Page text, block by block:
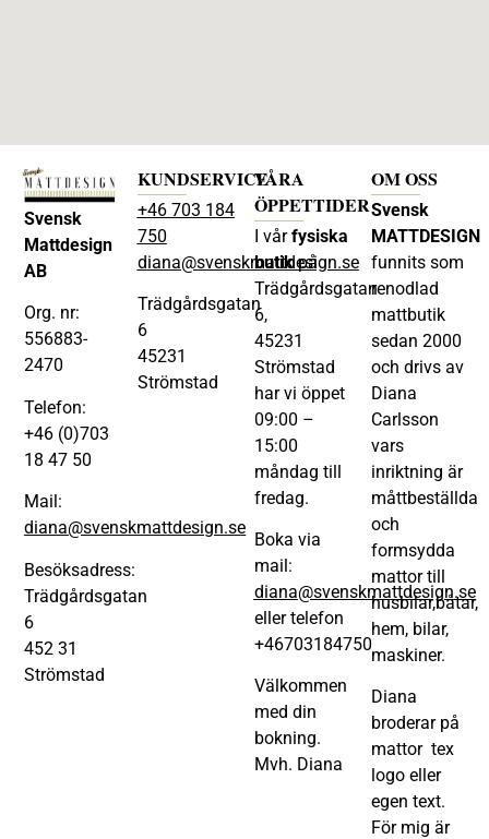
Svensk
Mattdesign
AB
Org. nr:
556883-
2470
Telefon:
+46 (0)703
18 47 50
Mail:
diana@svenskmattdesign.se
Besöksadress:
Trädgårdsgatan
6
452 31
Strömstad
KUNDSERVICE
+46 703 184
750
diana@svenskmattdesign.se
Trädgårdsgatan
6
45231
Strömstad
VÅRA
ÖPPETTIDER
I vårfysiska
butikpå
Trädgårdsgatan
6,
45231
Strömstad
har vi öppet
09:00 –
15:00
måndag till
fredag.
Boka via
mail:
diana@svenskmattdesign.se
eller telefon
+46703184750
Välkommen
med din
bokning.
Mvh. Diana
OM OSS
Svensk
MATTDESIGN
funnits som
renodlad
mattbutik
sedan 2000
och drivs av
Diana
Carlsson
vars
inriktning är
måttbeställda
och
formsydda
mattor till
husbilar,båtar,
hem, bilar,
maskiner.
Diana
broderar på
mattor tex
logo eller
egen text.
För mig är